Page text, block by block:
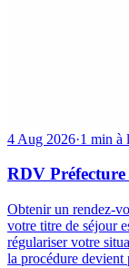
4 Aug 2026·1 min à
RDV
Obtenir un rendez-
votre titre de séjour
régulariser votre
la procédure